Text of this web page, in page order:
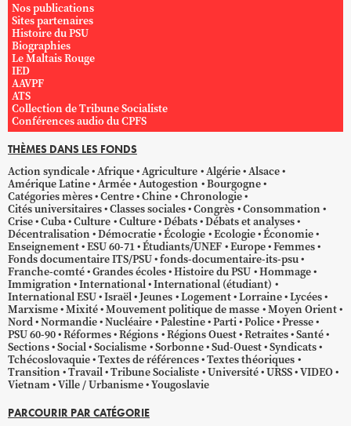
Nos publications
Sites partenaires
Histoire du PSU
Biographies
Le Maltais Rouge
IED
AAVPF
ATS
Collection de Tribune Socialiste
Conférences audio du CPFS
THÈMES DANS LES FONDS
Action syndicale Afrique Agriculture Algérie Alsace
Amérique Latine Armée Autogestion
Bourgogne
Catégories mères Centre Chine Chronologie
Cités universitaires Classes sociales Congrès Consommation
Crise Cuba Culture Culture Débats Débats et analyses
Décentralisation Démocratie Écologie Ecologie Économie
Enseignement ESU 60-71 Étudiants/UNEF Europe Femmes
Fonds documentaire ITS/PSU fonds-documentaire-its-psu
Franche-comté Grandes écoles Histoire du PSU Hommage
Immigration International International (étudiant)
International ESU Israël Jeunes Logement Lorraine Lycées
Marxisme Mixité Mouvement politique de masse Moyen Orient
Nord Normandie Nucléaire Palestine Parti Police Presse
PSU 60-90 Réformes Régions Régions Ouest Retraites Santé
Sections Social Socialisme Sorbonne Sud-Ouest Syndicats
Tchécoslovaquie Textes de références Textes théoriques
Transition Travail Tribune Socialiste Université URSS VIDEO
Vietnam Ville / Urbanisme Yougoslavie
PARCOURIR PAR CATÉGORIE